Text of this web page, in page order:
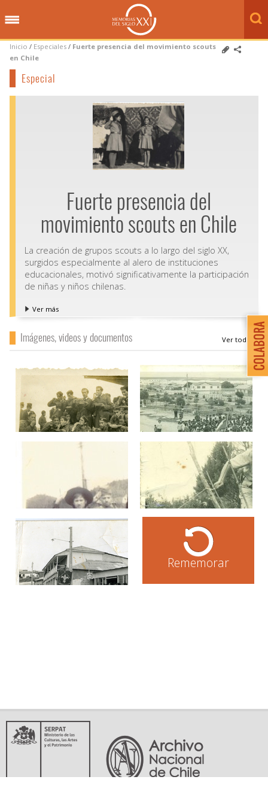
Inicio / Especiales / Fuerte presencia del movimiento scouts
en Chile
Especial
Fuerte presencia del
movimiento scouts en Chile
La creación de grupos scouts a lo largo del siglo XX,
surgidos especialmente al alero de instituciones
educacionales, motivó significativamente la participación
de niñas y niños chilenas.
Ver más
Imágenes, videos y documentos
Rememorar